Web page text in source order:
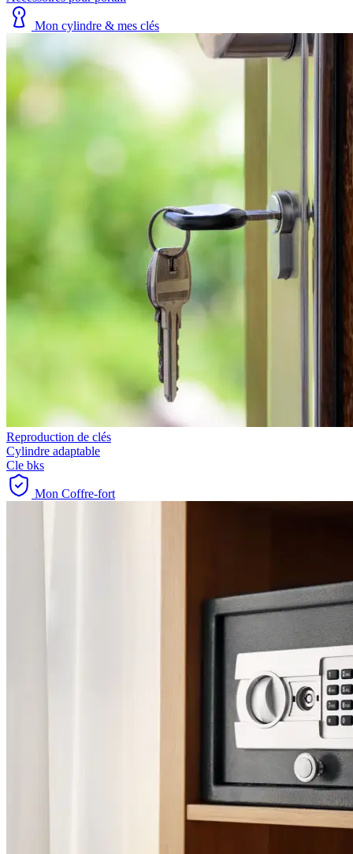
Mon cylindre & mes clés
Reproduction de clés
Cylindre adaptable
Cle bks
Mon Coffre-fort